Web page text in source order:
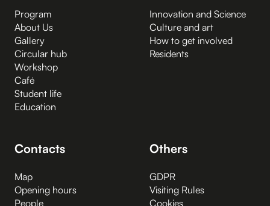
Program
About Us
Gallery
Circular hub
Workshop
Café
Student life
Education
Innovation and Science
Culture and art
How to get involved
Residents
Contacts
Map
Opening hours
People
Others
GDPR
Visiting Rules
Cookies